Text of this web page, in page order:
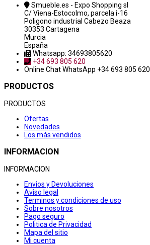
Smueble.es - Expo Shopping sl
C/ Viena-Estocolmo, parcela i-16
Poligono industrial Cabezo Beaza
30353 Cartagena
Murcia
España
Whatsapp: 34693805620
+34 693 805 620
Online ChatWhatsApp +34 693 805 620
PRODUCTOS
PRODUCTOS
Ofertas
Novedades
Los más vendidos
INFORMACION
INFORMACION
Envios y Devoluciones
Aviso legal
Terminos y condiciones de uso
Sobre nosotros
Pago seguro
Politica de Privacidad
Mapa del sitio
Mi cuenta